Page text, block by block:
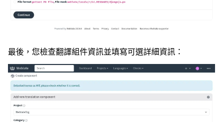
最後，您檢查翻譯組件資訊並填寫可選詳細資訊：